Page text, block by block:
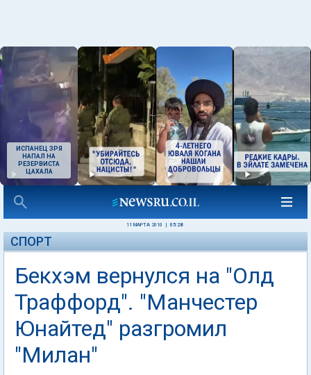
ИСПАНЕЦ ЗРЯ
НАПАЛ НА
РЕЗЕРВИСТА
ЦАХАЛА
11 МАРТА 2010 05:28
СПОРТ
Бекхэм вернулся на "Олд
Траффорд". "Манчестер
Юнайтед" разгромил
"Милан"